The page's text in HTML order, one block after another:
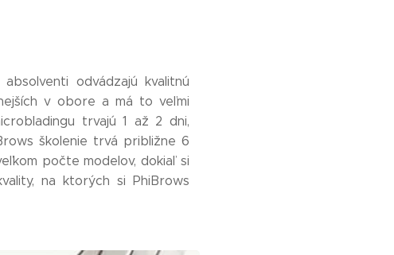
odvádzajú kvalitnú
v obore a má to veľmi
trvajú 1 až 2 dni,
školenie trvá približne 6
počte modelov, dokiaľ si
na ktorých si PhiBrows